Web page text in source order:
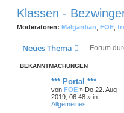
Klassen -
Moderatoren: Malgardian FOE
Neues Thema
BEKANNTMACHUNGEN
*** Portal ***
von FOE » Do 22. Aug
2019, 06:48 » in
Allgemeines